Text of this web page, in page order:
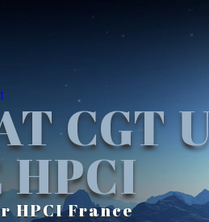
CGT
HPCI
HPCI France